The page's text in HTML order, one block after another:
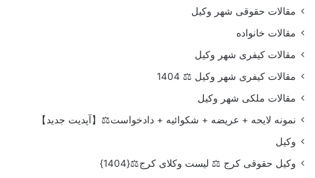
مقالات حقوقی شهر وکیل
مقالات خانواده
مقالات کیفری شهر وکیل
مقالات کیفری شهر وکیل ⚖️ 1404
مقالات ملکی شهر وکیل
نمونه لایحه + عریضه + شکوائیه + دادخواست⚖️【آپدیت جدید】
وکیل
وکیل حقوقی کرج ⚖️ لیست وکلای کرج⚖️{1404}